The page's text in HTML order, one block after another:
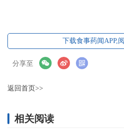
下载食事药闻APP,
分享至
返回首页>>
相关阅读